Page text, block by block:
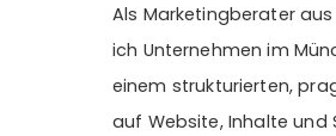
Als Marketingberater
ich Unternehmen im
einem strukturierten,
auf Website, Inhalte und